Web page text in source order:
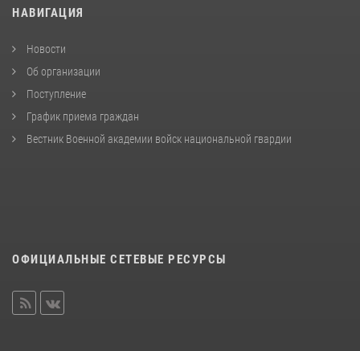
НАВИГАЦИЯ
Новости
Об организации
Поступление
График приема граждан
Вестник Военной академии войск национальной гвардии
ОФИЦИАЛЬНЫЕ СЕТЕВЫЕ РЕСУРСЫ